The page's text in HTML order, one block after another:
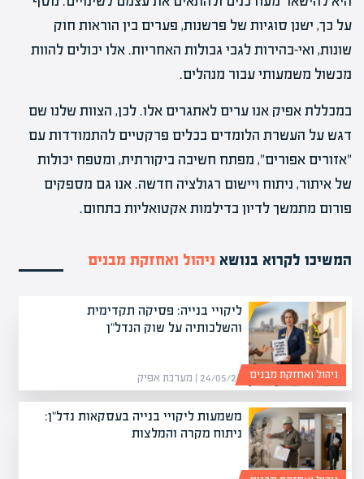
על כך, ישנן סוגיות של פרשנות, פערים בין הוראות חוק
שונות, ואי-בהירות לגבי גבולות האחריות. אלו יכולים להוות
מכשול משמעותי עבור מנהלים.
במכללת אפיק אנו ערים לאתגרים אלו. לכן, הצוות שלנו שם
דגש על העשרת הלומדים בכלים פרקטיים להתמודדות עם
"אזורים אפורים", מפתח חשיבה ביקורתית, ומטפח יכולות
של איתור, ניתוח ויישום רגולציה חדשה. אנו גם מספקים
פורום מתמשך לדיון בדילמות אקטואליות בתחום.
המשיכו לקרוא בנושא ניהול ואחזקת מבנים
ליקויי בנייה: פסיקה תקדימית
והשלכותיה על שוק הנדל"ן
24/05/26 | מערכת אפיק ניהול ואחזקת מבנים
משמעות ליקויי בנייה בעסקאות נדל"ן:
ניתוח מקרה והמלצות